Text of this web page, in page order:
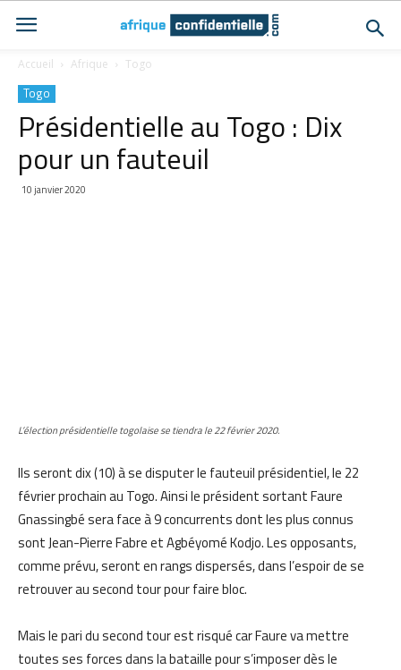
Accueil Afrique Togo
Togo
Présidentielle au Togo : Dix
pour un fauteuil
10 janvier 2020
L’élection présidentielle togolaise se tiendra le 22 février 2020.
Ils seront dix (10) à se disputer le fauteuil présidentiel, le 22
février prochain au Togo. Ainsi le président sortant Faure
Gnassingbé sera face à 9 concurrents dont les plus connus
sont Jean-Pierre Fabre et Agbéyomé Kodjo. Les opposants,
comme prévu, seront en rangs dispersés, dans l’espoir de se
retrouver au second tour pour faire bloc.
Mais le pari du second tour est risqué car Faure va mettre
toutes ses forces dans la bataille pour s’imposer dès le